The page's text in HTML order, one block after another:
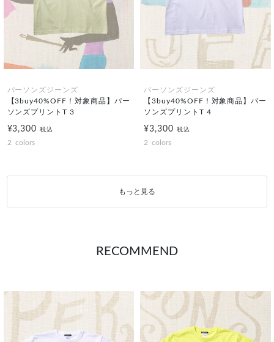
パーソンズジーンズ
【3buy40%OFF！対象商品】パー
ソンズプリントT 3
¥3,300税込
2 colors
パーソンズジーンズ
【3buy40%OFF！対象商品】パー
ソンズプリントT 4
¥3,300 税込
2 colors
もっと見る
RECOMMEND